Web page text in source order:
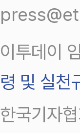
이투데이
령 및 실천
한국기자